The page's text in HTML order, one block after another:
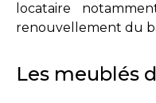
locataire
renouvellement du
Les meublés